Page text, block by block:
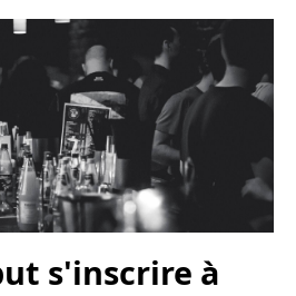
s'inscrire à